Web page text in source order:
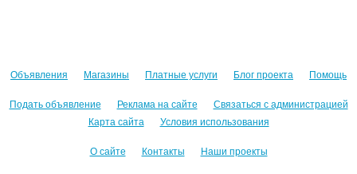
Объявления Магазины Платные услуги Блог проекта Помощь
Подать объявление Реклама на сайте
Связаться с администрацией
Карта сайта
Условия использования
О сайте Контакты Наши проекты